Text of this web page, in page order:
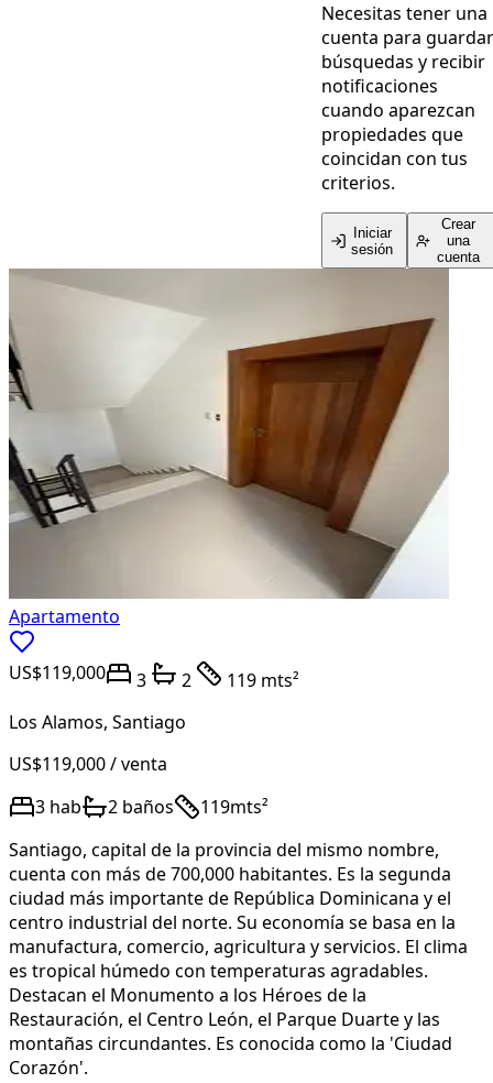
Necesitas tener una
cuenta para guardar
búsquedas y recibir
notificaciones
cuando aparezcan
propiedades que
coincidan con tus
criterios.
Iniciar
sesión
Crear
una
cuenta
Apartamento
US$119,000 3 2
119 mts²
Los Alamos, Santiago
US$119,000/ venta
3 hab 2 baños 119mts²
Santiago, capital de la provincia del mismo nombre,
cuenta con más de 700,000 habitantes. Es la segunda
ciudad más importante de República Dominicana y el
centro industrial del norte. Su economía se basa en la
manufactura, comercio, agricultura y servicios. El clima
es tropical húmedo con temperaturas agradables.
Destacan el Monumento a los Héroes de la
Restauración, el Centro León, el Parque Duarte y las
montañas circundantes. Es conocida como la 'Ciudad
Corazón'.